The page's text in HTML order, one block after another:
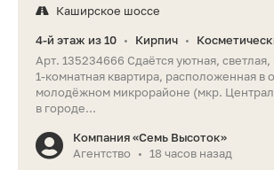
Каширское шоссе
4-й этаж из 10 • Кирпич •
Арт. 135234666 Сдаётся уютная,
1-комнатная квартира, расположенная в
молодёжном микрорайоне (мкр.
в городе...
Компания «Семь Высоток»
Агентство
• 18 часов назад